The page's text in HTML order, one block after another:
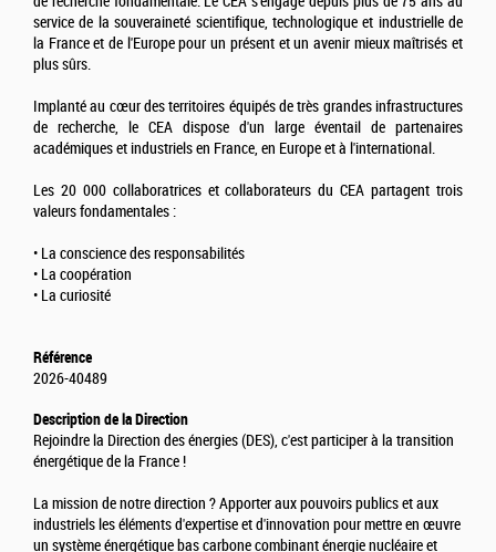
service de la souveraineté scientifique, technologique et industrielle de
la France et de l'Europe pour un présent et un avenir mieux maîtrisés et
plus sûrs.
Implanté au cœur des territoires équipés de très grandes infrastructures
de recherche, le CEA dispose d'un large éventail de partenaires
académiques et industriels en France, en Europe et à l'international.
Les 20 000 collaboratrices et collaborateurs du CEA partagent trois
valeurs fondamentales :
• La conscience des responsabilités
• La coopération
• La curiosité
Référence
2026-40489
Description de la Direction
Rejoindre la Direction des énergies (DES), c'est participer à la transition
énergétique de la France !
La mission de notre direction ? Apporter aux pouvoirs publics et aux
industriels les éléments d'expertise et d'innovation pour mettre en œuvre
un système énergétique bas carbone combinant énergie nucléaire et